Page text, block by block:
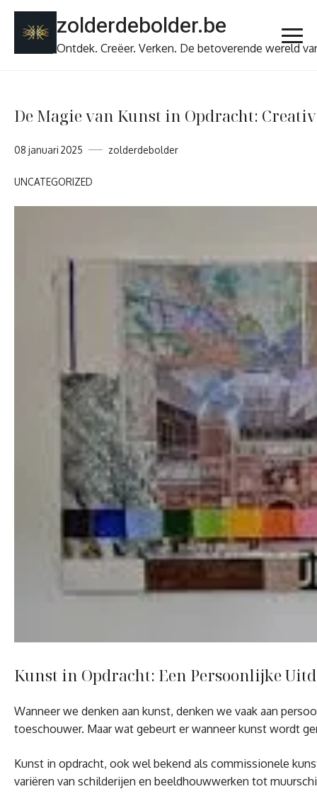
zolderdebolder.be
Ontdek. Creëer. Verken. De betoverende wereld
De Magie van Kunst in Opdracht:
08 januari 2025 zolderdebolder
UNCATEGORIZED
Kunst in Opdracht: Een Persoonlijke
Wanneer we denken aan kunst, denken we vaak aan
toeschouwer. Maar wat gebeurt er wanneer kunst wordt
Kunst in opdracht, ook wel bekend als commissionele
variëren van schilderijen en beeldhouwwerken tot